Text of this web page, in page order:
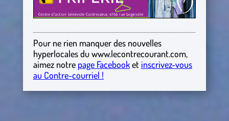
Pour ne rien manquer des nouvelles
hyperlocalesdu www.lecontrecourant.com,
aimez notre page Facebooket inscrivez-vous
au Contre-courriel !